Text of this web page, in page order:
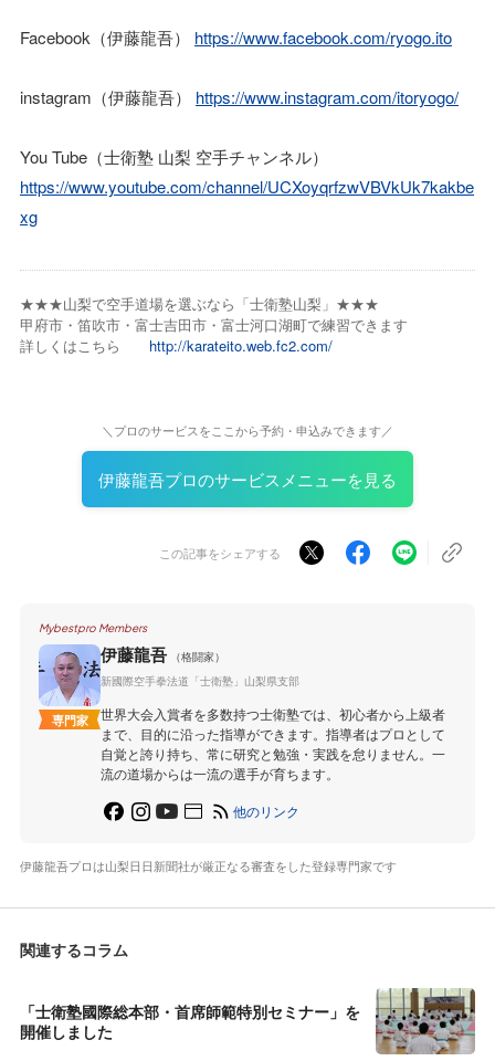
Facebook（伊藤龍吾） https://www.facebook.com/ryogo.ito
instagram（伊藤龍吾） https://www.instagram.com/itoryogo/
You Tube（士衛塾 山梨 空手チャンネル）
https://www.youtube.com/channel/UCXoyqrfzwVBVkUk7kakbe
xg
★★★山梨で空手道場を選ぶなら「士衛塾山梨」★★★
甲府市・笛吹市・富士吉田市・富士河口湖町で練習できます
詳しくはこちら http://karateito.web.fc2.com/
＼プロのサービスをここから予約・申込みできます／
伊藤龍吾プロのサービスメニューを見る
この記事をシェアする
Mybestpro Members
専門家
伊藤龍吾
（格闘家）
新國際空手拳法道「士衛塾」山梨県支部
世界大会入賞者を多数持つ士衛塾では、初心者から上級者
まで、目的に沿った指導ができます。指導者はプロとして
自覚と誇り持ち、常に研究と勉強・実践を怠りません。一
流の道場からは一流の選手が育ちます。
他のリンク
伊藤龍吾プロは山梨日日新聞社が厳正なる審査をした登録専門家です
関連するコラム
「士衛塾國際総本部・首席師範特別セミナー」を
開催しました